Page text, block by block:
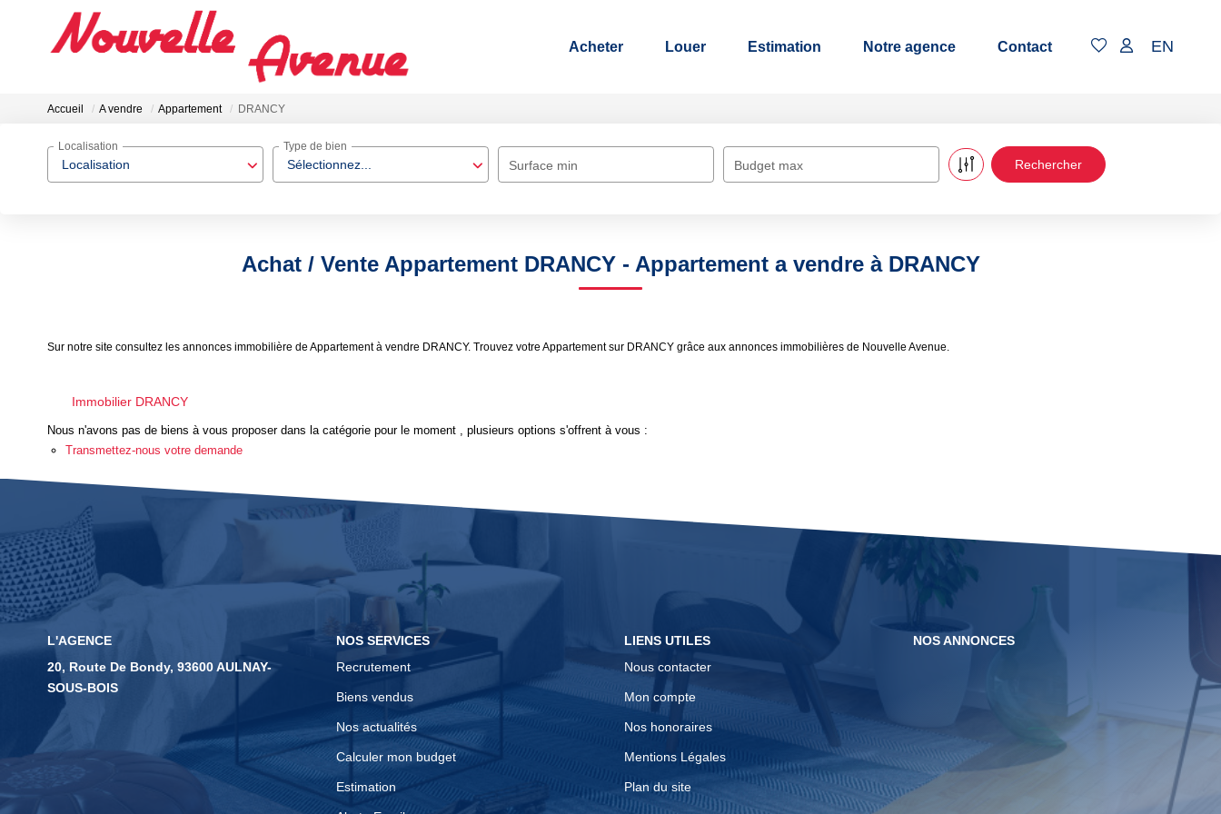
Acheter Louer Estimation Notre agence Contact EN
Accueil A vendre Appartement DRANCY
Localisation
Localisation
Sélectionnez...
Type de bien
Surface min Budget max
Achat / Vente Appartement DRANCY - Appartement a vendre à DRANCY
Sur notre site consultez les annonces immobilière de Appartement à vendre DRANCY. Trouvez votre Appartement sur DRANCY grâce aux annonces immobilières de Nouvelle Avenue.
Immobilier DRANCY
Nous n'avons pas de biens à vous proposer dans la catégorie pour le moment , plusieurs options s'offrent à vous :
Transmettez-nous votre demande
L'AGENCE
20, Route De Bondy, 93600 AULNAY-
SOUS-BOIS
NOS SERVICES
Recrutement
Biens vendus
Nos actualités
Calculer mon budget
Estimation
LIENS UTILES
Nous contacter
Mon compte
Nos honoraires
Mentions Légales
Plan du site
NOS ANNONCES